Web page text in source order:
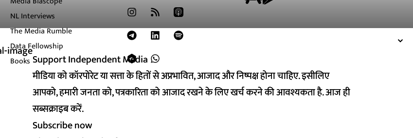
Support Independent Media
मीडिया को कॉरपोरेट या सत्ता के हितों से अप्रभावित, आजाद और निष्पक्ष होना चाहिए. इसीलिए
आपको, हमारी जनता को, पत्रकारिता को आजाद रखने के लिए खर्च करने की आवश्यकता है. आज ही
सब्सक्राइब करें.
Subscribe now
Support Independent Media
मीडिया को कॉरपोरेट या सत्ता के हितों से अप्रभावित, आजाद और निष्पक्ष होना चाहिए. इसीलिए
आपको, हमारी जनता को, पत्रकारिता को आजाद रखने के लिए खर्च करने की आवश्यकता है. आज ही
सब्सक्राइब करें.
Subscribe now
NL Interviews
The Media Rumble
Data Fellowship
Books